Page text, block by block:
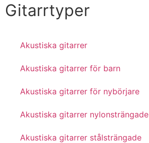
Gitarrtyper
Akustiska gitarrer
Akustiska gitarrer för barn
Akustiska gitarrer för nybörjare
Akustiska gitarrer nylonsträngade
Akustiska gitarrer stålsträngade